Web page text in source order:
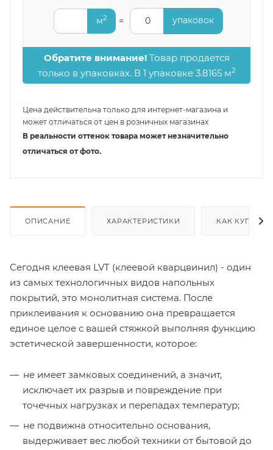
м2 = 0 упаковок
Обратите внимание!Товар продается
только в упаковках. В 1 упаковке 3.8165 м2
Цена действительна только для интернет-магазина и
может отличаться от цен в розничных магазинах
В реальности оттенок товара может незначительно
отличаться от фото.
ОПИСАНИЕ ХАРАКТЕРИСТИКИ КАК КУПИТЬ
Сегодня клеевая LVT (клеевой кварцвинил) - один
из самых технологичных видов напольных
покрытий, это монолитная система. После
приклеивания к основанию она превращается
единое целое с вашей стяжкой выполняя функцию
эстетической завершенности, которое:
не имеет замковых соединений, а значит,
исключает их разрыв и повреждение при
точечных нагрузках и перепадах температур;
не подвижна относительно основания,
выдерживает вес любой техники от бытовой до